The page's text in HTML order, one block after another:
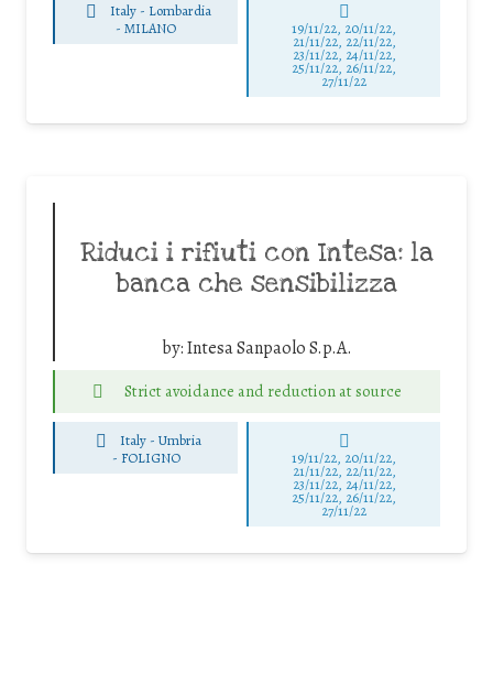
Italy - Lombardia
-MILANO 19/11/22, 20/11/22,
21/11/22, 22/11/22,
23/11/22, 24/11/22,
25/11/22, 26/11/22,
27/11/22
Riduci i rifiuti con Intesa: la
banca che sensibilizza
by:Intesa Sanpaolo S.p.A.
Strict avoidance and reduction at source
Italy - Umbria
- FOLIGNO 19/11/22, 20/11/22,
21/11/22, 22/11/22,
23/11/22, 24/11/22,
25/11/22, 26/11/22,
27/11/22